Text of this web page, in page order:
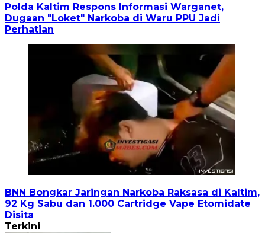
Polda Kaltim Respons Informasi Warganet,
Dugaan "Loket" Narkoba di Waru PPU Jadi
Perhatian
BNN Bongkar Jaringan Narkoba Raksasa di Kaltim,
92 Kg Sabu dan 1.000 Cartridge Vape Etomidate
Disita
Terkini